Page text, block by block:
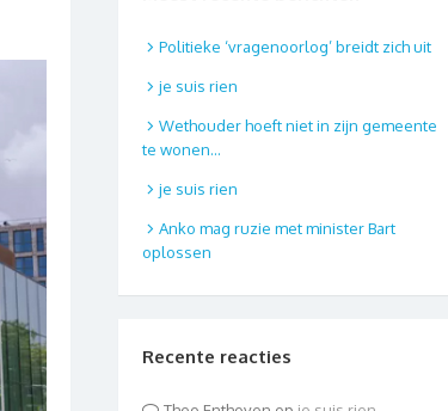
Politieke ‘vragenoorlog’ breidt zich uit
je suis rien
Wethouder hoeft niet in zijn gemeente
te wonen…
je suis rien
Anko mag ruzie met minister Bart
oplossen
Recente reacties